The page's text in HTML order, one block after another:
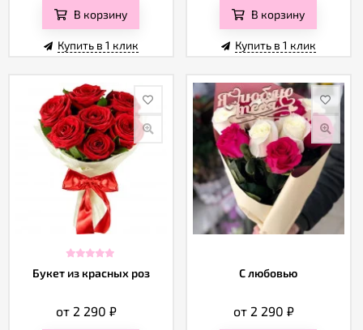
В корзину
Купить в 1 клик
В корзину
Купить в 1 клик
Букет из красных роз
от 2 290 ₽
С любовью
от 2 290 ₽